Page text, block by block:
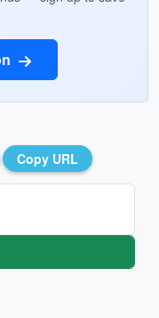
Copy URL